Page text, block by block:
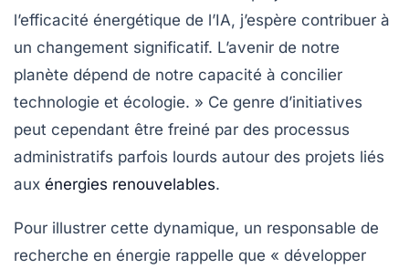
l’efficacité énergétique de l’IA, j’espère contribuer à
un changement significatif. L’avenir de notre
planète dépend de notre capacité à concilier
technologie et écologie. » Ce genre d’initiatives
peut cependant être freiné par des processus
administratifs parfois lourds autour des projets liés
aux énergies renouvelables.
Pour illustrer cette dynamique, un responsable de
recherche en énergie rappelle que « développer